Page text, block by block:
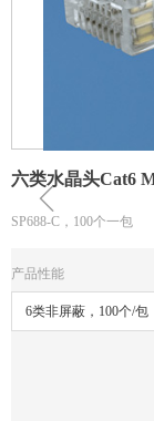
六类水晶头Cat6
SP688-C，100个一包
产品性能
6类非屏蔽，100个/包
ꁆ